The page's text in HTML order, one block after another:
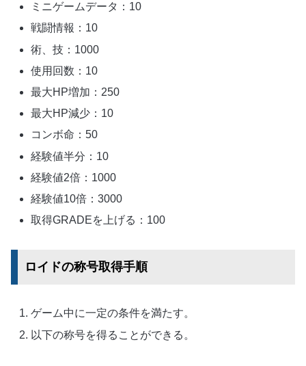
ミニゲームデータ：10
戦闘情報：10
術、技：1000
使用回数：10
最大HP増加：250
最大HP減少：10
コンボ命：50
経験値半分：10
経験値2倍：1000
経験値10倍：3000
取得GRADEを上げる：100
ロイドの称号取得手順
ゲーム中に一定の条件を満たす。
以下の称号を得ることができる。